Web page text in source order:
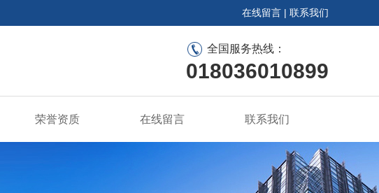
在线留言 | 联系我们
全国服务热线：
018036010899
荣誉资质 在线留言 联系我们